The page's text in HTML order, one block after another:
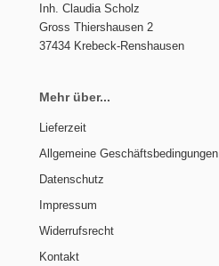
Inh. Claudia Scholz
Gross Thiershausen 2
37434 Krebeck-Renshausen
Mehr über...
Lieferzeit
Allgemeine Geschäftsbedingungen
Datenschutz
Impressum
Widerrufsrecht
Kontakt